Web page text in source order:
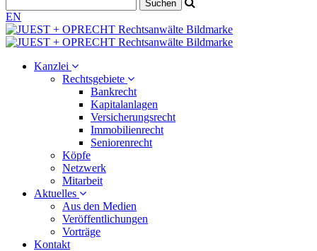
EN
Kanzlei
Rechtsgebiete
Bankrecht
Kapitalanlagen
Versicherungsrecht
Immobilienrecht
Seniorenrecht
Köpfe
Netzwerk
Mitarbeit
Aktuelles
Aus den Medien
Veröffentlichungen
Vorträge
Kontakt